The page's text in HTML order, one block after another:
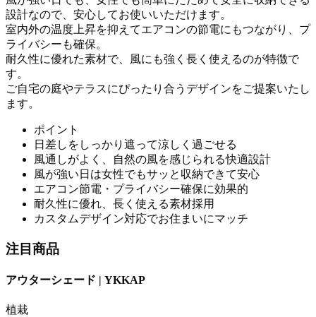
設計なので、安心してお使いいただけます。
室内外の温度上昇を抑えてエアコンの節電にもつながり、プ
ライバシーも確保。
耐久性に優れた素材で、風にも強く長く使えるのが特徴で
す。
ご自宅の庭やテラスにぴったり合うデザインをご提案いたし
ます。
ポイント
日差しをしっかり遮って涼しく過ごせる
風通しがよく、自然の風を感じられる快適設計
風が強い日は女性でもサッと収納できて安心
エアコン節電・プライバシー確保に効果的
耐久性に優れ、長く使える素材採用
カスタムデザイン対応でお住まいにマッチ
注目商品
アウターシェード | YKKAP
植栽